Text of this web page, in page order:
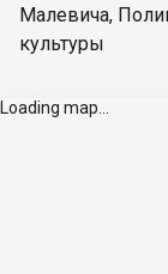
Малевича,
культуры
Loading map...